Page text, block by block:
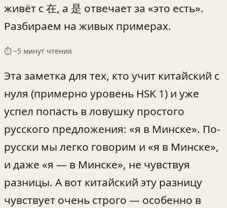
живёт с 在, а 是 отвечает за «это есть».
Разбираем на живых примерах.
⏱ ~5 минут чтения
Эта заметка для тех, кто учит китайский с
нуля (примерно уровень HSK 1) и уже
успел попасть в ловушку простого
русского предложения: «я в Минске». По-
русски мы легко говорим и «я в Минске»,
и даже «я — в Минске», не чувствуя
разницы. А вот китайский эту разницу
чувствует очень строго — особенно в